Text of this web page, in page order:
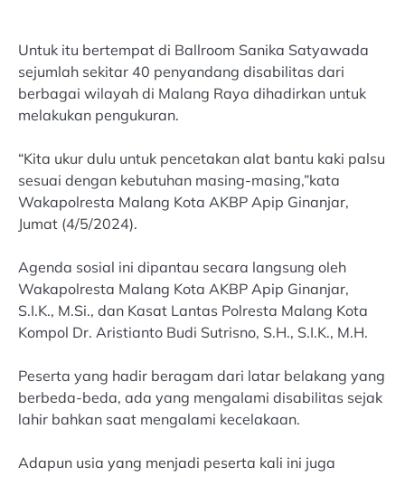
Untuk itu bertempat di Ballroom Sanika Satyawada
sejumlah sekitar 40 penyandang disabilitas dari
berbagai wilayah di Malang Raya dihadirkan untuk
melakukan pengukuran.
“Kita ukur dulu untuk pencetakan alat bantu kaki palsu
sesuai dengan kebutuhan masing-masing,”kata
Wakapolresta Malang Kota AKBP Apip Ginanjar,
Jumat (4/5/2024).
Agenda sosial ini dipantau secara langsung oleh
Wakapolresta Malang Kota AKBP Apip Ginanjar,
S.I.K., M.Si., dan Kasat Lantas Polresta Malang Kota
Kompol Dr. Aristianto Budi Sutrisno, S.H., S.I.K., M.H.
Peserta yang hadir beragam dari latar belakang yang
berbeda-beda, ada yang mengalami disabilitas sejak
lahir bahkan saat mengalami kecelakaan.
Adapun usia yang menjadi peserta kali ini juga